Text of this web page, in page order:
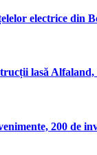
electrice din
lasă
200 de